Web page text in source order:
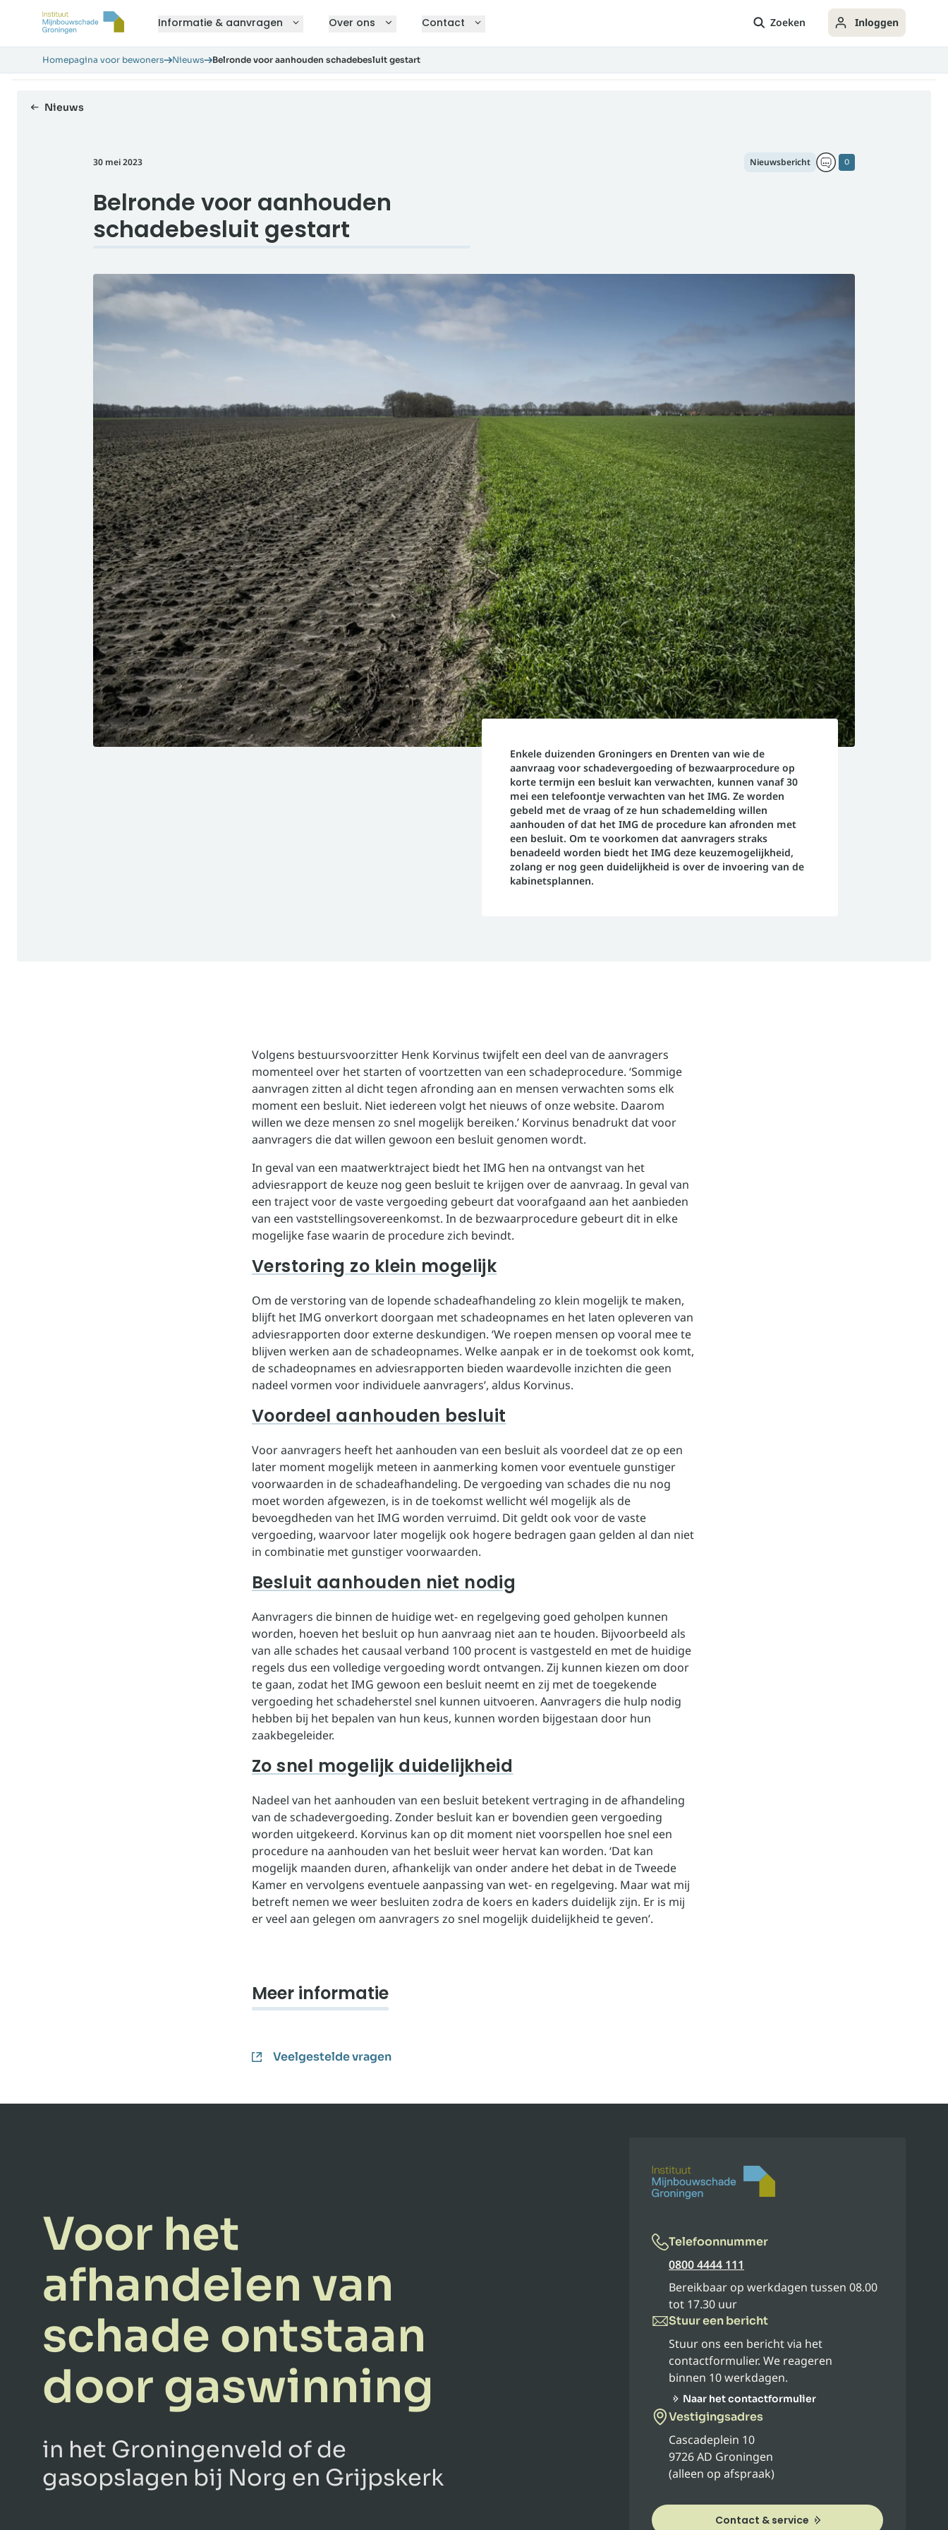
Informatie & aanvragen Over ons Contact Zoeken Inloggen
Homepagina voor bewoners Nieuws Belronde voor aanhouden schadebesluit gestart
Nieuws
30 mei 2023
Belronde voor aanhouden
schadebesluit gestart
0
Nieuwsbericht
Enkele duizenden Groningers en Drenten van wie de
aanvraag voor schadevergoeding of bezwaarprocedure op
korte termijn een besluit kan verwachten, kunnen vanaf 30
mei een telefoontje verwachten van het IMG. Ze worden
gebeld met de vraag of ze hun schademelding willen
aanhouden of dat het IMG de procedure kan afronden met
een besluit. Om te voorkomen dat aanvragers straks
benadeeld worden biedt het IMG deze keuzemogelijkheid,
zolang er nog geen duidelijkheid is over de invoering van de
kabinetsplannen.
Volgens bestuursvoorzitter Henk Korvinus twijfelt een deel van de aanvragers
momenteel over het starten of voortzetten van een schadeprocedure. ‘Sommige
aanvragen zitten al dicht tegen afronding aan en mensen verwachten soms elk
moment een besluit. Niet iedereen volgt het nieuws of onze website. Daarom
willen we deze mensen zo snel mogelijk bereiken.’ Korvinus benadrukt dat voor
aanvragers die dat willen gewoon een besluit genomen wordt.
In geval van een maatwerktraject biedt het IMG hen na ontvangst van het
adviesrapport de keuze nog geen besluit te krijgen over de aanvraag. In geval van
een traject voor de vaste vergoeding gebeurt dat voorafgaand aan het aanbieden
van een vaststellingsovereenkomst. In de bezwaarprocedure gebeurt dit in elke
mogelijke fase waarin de procedure zich bevindt.
Verstoring zo klein mogelijk
Om de verstoring van de lopende schadeafhandeling zo klein mogelijk te maken,
blijft het IMG onverkort doorgaan met schadeopnames en het laten opleveren van
adviesrapporten door externe deskundigen. ‘We roepen mensen op vooral mee te
blijven werken aan de schadeopnames. Welke aanpak er in de toekomst ook komt,
de schadeopnames en adviesrapporten bieden waardevolle inzichten die geen
nadeel vormen voor individuele aanvragers’, aldus Korvinus.
Voordeel aanhouden besluit
Voor aanvragers heeft het aanhouden van een besluit als voordeel dat ze op een
later moment mogelijk meteen in aanmerking komen voor eventuele gunstiger
voorwaarden in de schadeafhandeling. De vergoeding van schades die nu nog
moet worden afgewezen, is in de toekomst wellicht wél mogelijk als de
bevoegdheden van het IMG worden verruimd. Dit geldt ook voor de vaste
vergoeding, waarvoor later mogelijk ook hogere bedragen gaan gelden al dan niet
in combinatie met gunstiger voorwaarden.
Besluit aanhouden niet nodig
Aanvragers die binnen de huidige wet- en regelgeving goed geholpen kunnen
worden, hoeven het besluit op hun aanvraag niet aan te houden. Bijvoorbeeld als
van alle schades het causaal verband 100 procent is vastgesteld en met de huidige
regels dus een volledige vergoeding wordt ontvangen. Zij kunnen kiezen om door
te gaan, zodat het IMG gewoon een besluit neemt en zij met de toegekende
vergoeding het schadeherstel snel kunnen uitvoeren. Aanvragers die hulp nodig
hebben bij het bepalen van hun keus, kunnen worden bijgestaan door hun
zaakbegeleider.
Zo snel mogelijk duidelijkheid
Nadeel van het aanhouden van een besluit betekent vertraging in de afhandeling
van de schadevergoeding. Zonder besluit kan er bovendien geen vergoeding
worden uitgekeerd. Korvinus kan op dit moment niet voorspellen hoe snel een
procedure na aanhouden van het besluit weer hervat kan worden. ‘Dat kan
mogelijk maanden duren, afhankelijk van onder andere het debat in de Tweede
Kamer en vervolgens eventuele aanpassing van wet- en regelgeving. Maar wat mij
betreft nemen we weer besluiten zodra de koers en kaders duidelijk zijn. Er is mij
er veel aan gelegen om aanvragers zo snel mogelijk duidelijkheid te geven’.
Meer informatie
Veelgestelde vragen
Voor het
afhandelen van
schade ontstaan
door gaswinning
in het Groningenveld of de
gasopslagen bij Norg en Grijpskerk
Telefoonnummer
0800 4444 111
Bereikbaar op werkdagen tussen 08.00
tot 17.30 uur
Stuur een bericht
Stuur ons een bericht via het
contactformulier. We reageren
binnen 10 werkdagen.
Naar het contactformulier
Vestigingsadres
Cascadeplein 10
9726 AD Groningen
(alleen op afspraak)
Contact & service